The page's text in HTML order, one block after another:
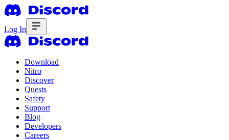
Log In
Download
Nitro
Discover
Quests
Safety
Support
Blog
Developers
Careers